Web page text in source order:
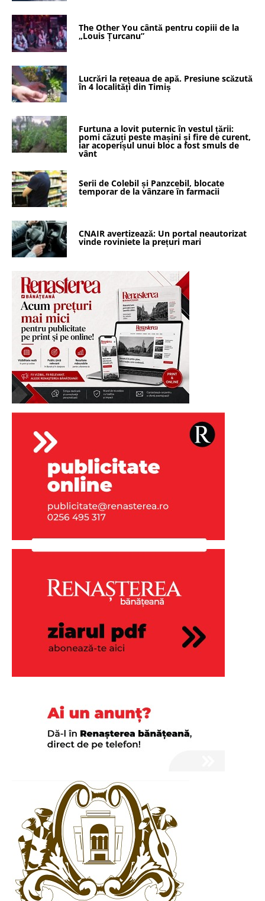
The Other You cântă pentru copiii de la
„Louis Țurcanu”
Lucrări la rețeaua de apă. Presiune scăzută
în 4 localități din Timiș
Furtuna a lovit puternic în vestul țării:
pomi căzuți peste mașini și fire de curent,
iar acoperișul unui bloc a fost smuls de
vânt
Serii de Colebil și Panzcebil, blocate
temporar de la vânzare în farmacii
CNAIR avertizează: Un portal neautorizat
vinde roviniete la prețuri mari